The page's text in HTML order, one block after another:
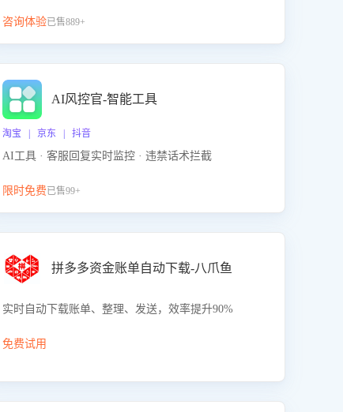
咨询体验已售889+
AI风控官-智能工具
淘宝 | 京东 | 抖音
AI工具 · 客服回复实时监控 · 违禁话术拦截
限时免费已售99+
拼多多资金账单自动下载-八爪鱼
实时自动下载账单、整理、发送，效率提升90%
免费试用